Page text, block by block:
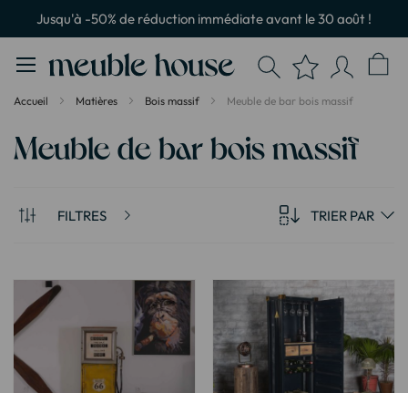
Jusqu'à -50% de réduction immédiate avant le 30 août !
Accueil Matières Bois massif Meuble de bar bois massif
Meuble de bar bois massif
FILTRES TRIER PAR
Panneau de gestion des cookies